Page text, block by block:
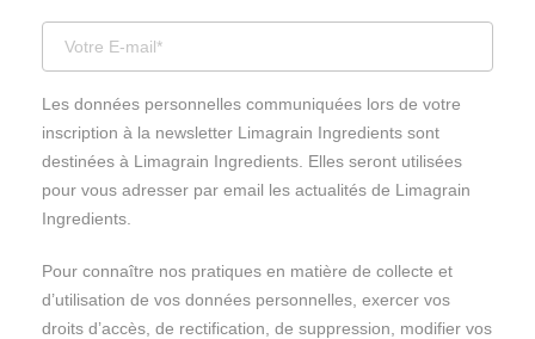
Les données personnelles communiquées lors de votre
inscription à la newsletter Limagrain Ingredients sont
destinées à Limagrain Ingredients. Elles seront utilisées
pour vous adresser par email les actualités de Limagrain
Ingredients.
Pour connaître nos pratiques en matière de collecte et
d’utilisation de vos données personnelles, exercer vos
droits d’accès, de rectification, de suppression, modifier vos